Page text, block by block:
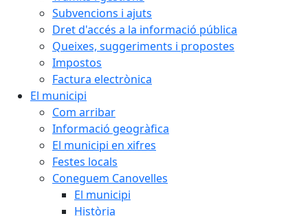
Subvencions i ajuts
Dret d'accés a la informació pública
Queixes, suggeriments i propostes
Impostos
Factura electrònica
El municipi
Com arribar
Informació geogràfica
El municipi en xifres
Festes locals
Coneguem Canovelles
El municipi
Història